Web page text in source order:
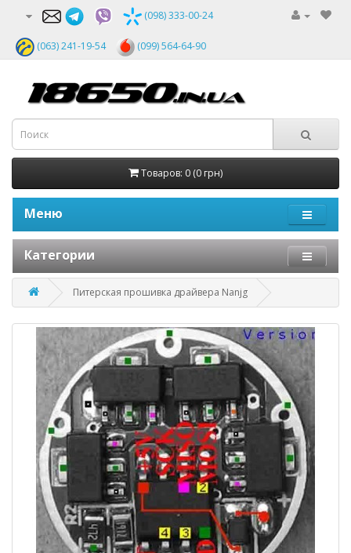
(098) 333-00-24
(063) 241-19-54 (099) 564-64-90
Товаров: 0 (0 грн)
Меню
Категории
Питерская прошивка драйвера Nanjg